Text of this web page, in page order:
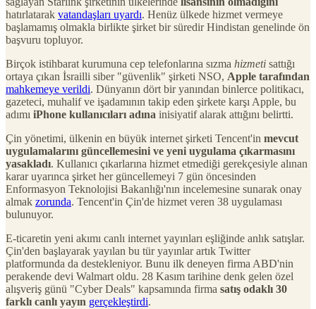
hatırlatarak vatandaşları uyardı. Henüz ülkede hizmet vermeye
başlamamış olmakla birlikte şirket bir süredir Hindistan genelinde ön
başvuru topluyor.
Birçok istihbarat kurumuna cep telefonlarına sızma hizmeti sattığı
ortaya çıkan İsrailli siber "güvenlik" şirketi NSO, Apple tarafından
mahkemeye verildi. Dünyanın dört bir yanından binlerce politikacı,
gazeteci, muhalif ve işadamının takip eden şirkete karşı Apple, bu
adımı iPhone kullanıcıları adına inisiyatif alarak attığını belirtti.
Çin yönetimi, ülkenin en büyük internet şirketi Tencent'in mevcut
uygulamalarını güncellemesini ve yeni uygulama çıkarmasını
yasakladı. Kullanıcı çıkarlarına hizmet etmediği gerekçesiyle alınan
karar uyarınca şirket her güncellemeyi 7 gün öncesinden
Enformasyon Teknolojisi Bakanlığı'nın incelemesine sunarak onay
almak zorunda. Tencent'in Çin'de hizmet veren 38 uygulaması
bulunuyor.
E-ticaretin yeni akımı canlı internet yayınları eşliğinde anlık satışlar.
Çin'den başlayarak yayılan bu tür yayınlar artık Twitter
platformunda da destekleniyor. Bunu ilk deneyen firma ABD'nin
perakende devi Walmart oldu. 28 Kasım tarihine denk gelen özel
alışveriş günü "Cyber Deals" kapsamında firma satış odaklı 30
farklı canlı yayın gerçekleştirdi.